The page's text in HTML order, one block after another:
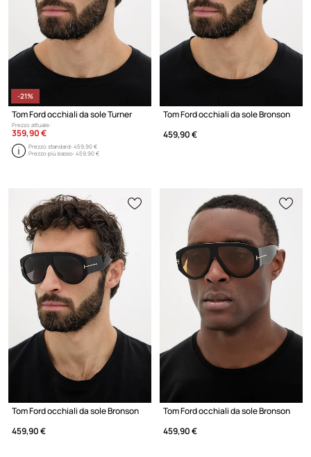
-21%
Tom Ford occhiali da sole Turner
Prezzo attuale:
359,90 €
Prezzo standard:459,90 €
Prezzo più basso:459,90 €
Tom Ford occhiali da sole Bronson
459,90 €
Tom Ford occhiali da sole Bronson
459,90 €
Tom Ford occhiali da sole Bronson
459,90 €